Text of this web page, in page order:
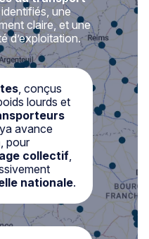
une
claire, et une
d’exploitation.
, conçus
lourds et
avance
, pour
collectif,
nationale.